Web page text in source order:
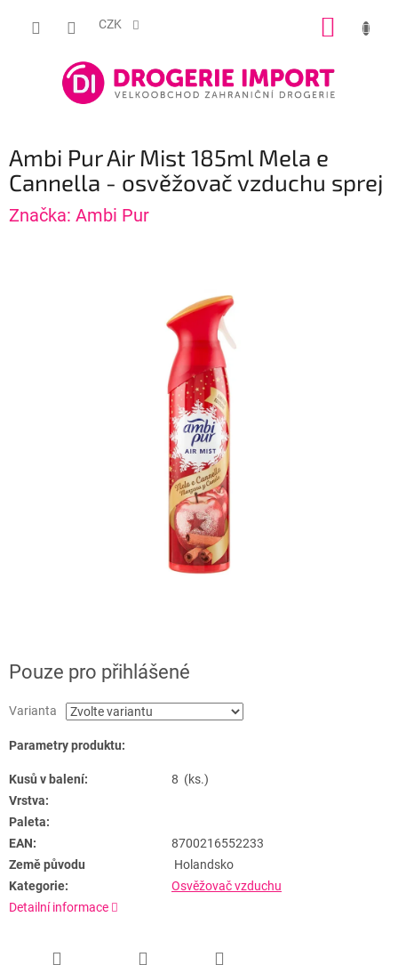
CZK
Ambi Pur Air Mist 185ml Mela e
Cannella - osvěžovač vzduchu sprej
Značka: Ambi Pur
Pouze pro přihlášené
Varianta
Parametry produktu:
Kusů v balení:
8 (ks.)
Vrstva:
Paleta:
EAN:
8700216552233
Země původu
Holandsko
Kategorie:
Osvěžovač vzduchu
Detailní informace